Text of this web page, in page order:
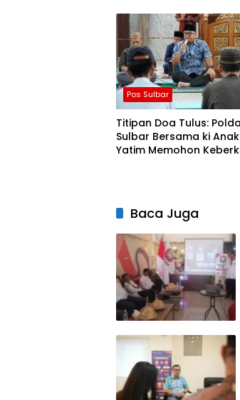
Pos Sulbar
Titipan Doa Tulus: Polda
Sulbar Bersama ki Anak
Yatim Memohon
Baca Juga